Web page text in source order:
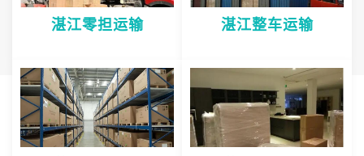
湛江零担运输 湛江整车运输